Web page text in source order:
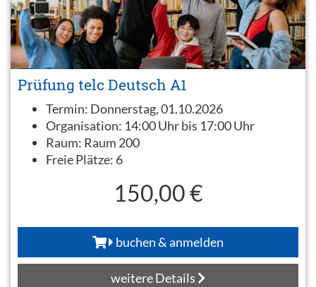
Prüfung telc Deutsch A1
Termin: Donnerstag, 01.10.2026
Organisation: 14:00 Uhr bis 17:00 Uhr
Raum: Raum 200
Freie Plätze: 6
150,00 €
buchen & anmelden
weitere Details